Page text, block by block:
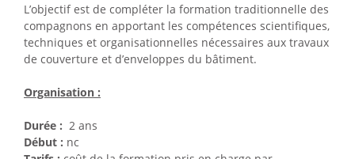
L’objectif est de compléter la formation traditionnelle des
compagnons en apportant les compétences scientifiques,
techniques et organisationnelles nécessaires aux travaux
de couverture et d’enveloppes du bâtiment.
Organisation :
Durée : 2 ans
Début : nc